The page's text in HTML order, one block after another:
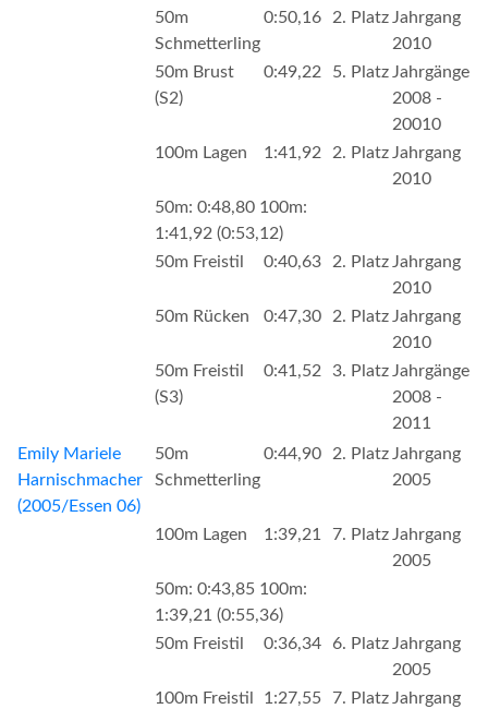
50m
Schmetterling
0:50,16 2. PlatzJahrgang
2010
50m Brust
(S2)
0:49,22 5. PlatzJahrgänge
2008 -
20010
100m Lagen
1:41,92 2. PlatzJahrgang
2010
50m: 0:48,80 100m:
1:41,92 (0:53,12)
50m Freistil
0:40,63 2. PlatzJahrgang
2010
50m Rücken
0:47,30 2. PlatzJahrgang
2010
50m Freistil
(S3)
0:41,52 3. PlatzJahrgänge
2008 -
2011
Emily Mariele
Harnischmacher
(2005/Essen 06)
50m
Schmetterling
0:44,90 2. PlatzJahrgang
2005
100m Lagen 1:39,21 7. PlatzJahrgang
2005
50m: 0:43,85 100m:
1:39,21 (0:55,36)
50m Freistil
0:36,34 6. PlatzJahrgang
2005
100m Freistil
1:27,55 7. PlatzJahrgang